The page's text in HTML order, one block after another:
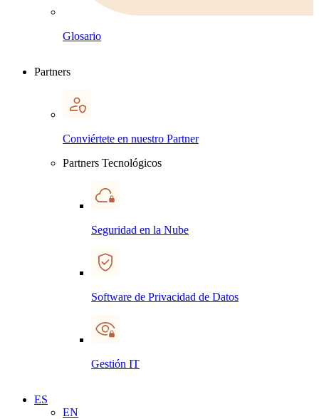
Glosario
Partners
Conviértete en nuestro Partner
Partners Tecnológicos
Seguridad en la Nube
Software de Privacidad de Datos
Gestión IT
ES
EN